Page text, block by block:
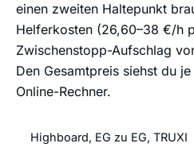
einen zweiten Haltepunkt
Helferkosten (26,60–38 €/h
Zwischenstopp-Aufschlag
Den Gesamtpreis siehst du
Online-Rechner.
Highboard, EG zu EG, TRUXI